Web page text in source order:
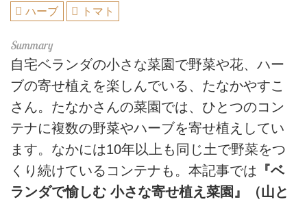
ハーブ
トマト
自宅ベランダの小さな菜園で野菜や花、ハー
ブの寄せ植えを楽しんでいる、たなかやすこ
さん。たなかさんの菜園では、ひとつのコン
テナに複数の野菜やハーブを寄せ植えしてい
ます。なかには10年以上も同じ土で野菜をつ
くり続けているコンテナも。本記事では 『ベ
ランダで愉しむ 小さな寄せ植え菜園』（山と